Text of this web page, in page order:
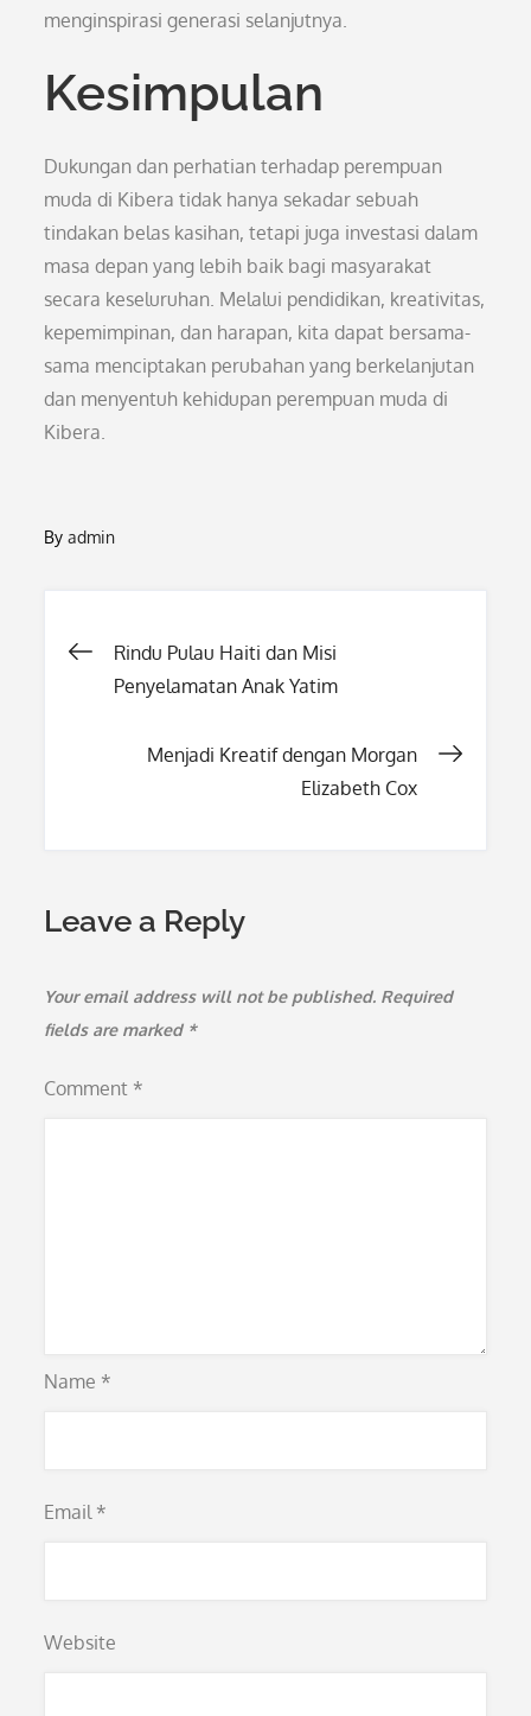
menginspirasi generasi selanjutnya.
Kesimpulan
Dukungan dan perhatian terhadap perempuan
muda di Kibera tidak hanya sekadar sebuah
tindakan belas kasihan, tetapi juga investasi dalam
masa depan yang lebih baik bagi masyarakat
secara keseluruhan. Melalui pendidikan, kreativitas,
kepemimpinan, dan harapan, kita dapat bersama-
sama menciptakan perubahan yang berkelanjutan
dan menyentuh kehidupan perempuan muda di
Kibera.
Byadmin
Post
Rindu Pulau Haiti dan Misi
Penyelamatan Anak Yatim
Menjadi Kreatif dengan Morgan
Elizabeth Cox
Leave a Reply
Your email address will not be published. Required
fields are marked *
Comment *
Name *
Email *
Website